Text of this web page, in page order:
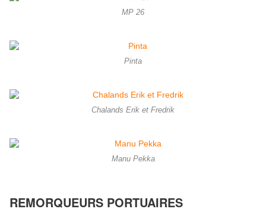
MP 26
Pinta
Chalands Erik et Fredrik
Manu Pekka
REMORQUEURS PORTUAIRES